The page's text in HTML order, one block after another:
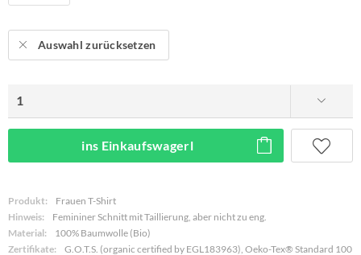
Auswahl zurücksetzen
ins Einkaufswagerl
Produkt:
Frauen T-Shirt
Hinweis:
Femininer Schnitt mit Taillierung, aber nicht zu eng.
Material:
100% Baumwolle (Bio)
Zertifikate:
G.O.T.S. (organic certified by EGL183963), Oeko-Tex® Standard 100